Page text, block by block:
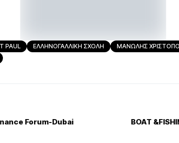
PAUL ΕΛΛΗΝΟΓΑΛΛΙΚΗ ΣΧΟΛΗ
ΜΑΝΩΛΗΣ
Forum-Dubai BOAT